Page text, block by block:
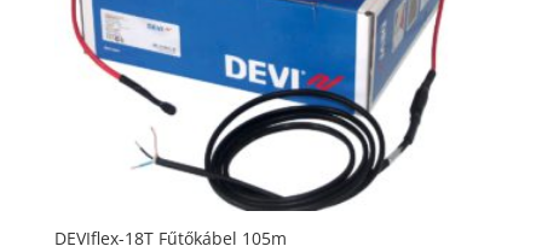
DEVIflex-18T Fűtőkábel 105m